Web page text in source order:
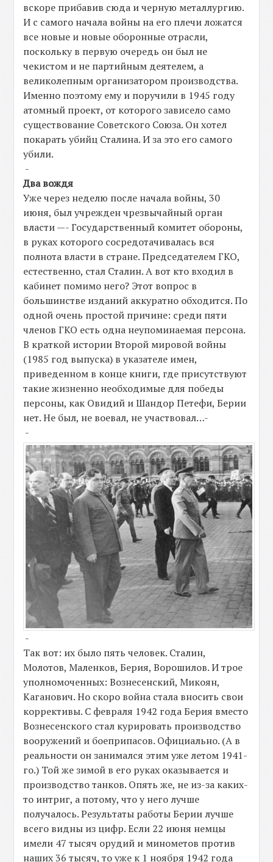
вскоре прибавив сюда и черную металлургию.
И с самого начала войны на его плечи ложатся
все новые и новые оборонные отрасли,
поскольку в первую очередь он был не
чекистом и не партийным деятелем, а
великолепным организатором производства.
Именно поэтому ему и поручили в 1945 году
атомный проект, от которого зависело само
существование Советского Союза. Он хотел
покарать убийц Сталина. И за это его самого
убили.
-
Два вождя
Уже через неделю после начала войны, 30
июня, был учрежден чрезвычайный орган
власти —- Государственный комитет обороны,
в руках которого сосредотачивалась вся
полнота власти в стране. Председателем ГКО,
естественно, стал Сталин. А вот кто входил в
кабинет помимо него? Этот вопрос в
большинстве изданий аккуратно обходится. По
одной очень простой причине: среди пяти
членов ГКО есть одна неупоминаемая персона.
В краткой истории Второй мировой войны
(1985 год выпуска) в указателе имен,
приведенном в конце книги, где присутствуют
такие жизненно необходимые для победы
персоны, как Овидий и Шандор Петефи, Берии
нет. Не был, не воевал, не участвовал…-
-
-
Так вот: их было пять человек. Сталин,
Молотов, Маленков, Берия, Ворошилов. И трое
уполномоченных: Вознесенский, Микоян,
Каганович. Но скоро война стала вносить свои
коррективы. С февраля 1942 года Берия вместо
Вознесенского стал курировать производство
вооружений и боеприпасов. Официально. (А в
реальности он занимался этим уже летом 1941-
го.) Той же зимой в его руках оказывается и
производство танков. Опять же, не из-за каких-
то интриг, а потому, что у него лучше
получалось. Результаты работы Берии лучше
всего видны из цифр. Если 22 июня немцы
имели 47 тысяч орудий и минометов против
наших 36 тысяч, то уже к 1 ноября 1942 года